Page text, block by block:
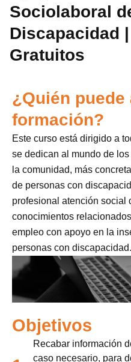
Sociolaboral
Discapacidad
Gratuitos
¿Quién
formación?
Este curso está dirigido a
se dedican al mundo de
la comunidad, más
de personas con
profesional atención social
conocimientos
empleo con apoyo en la
personas con discapacidad.
Objetivos
Recabar información
caso necesario, para